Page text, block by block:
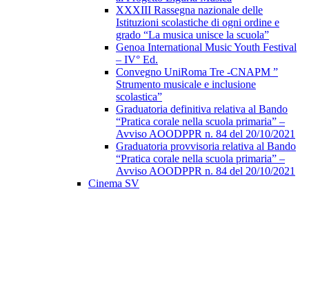
XXXIII Rassegna nazionale delle
Istituzioni scolastiche di ogni ordine e
grado “La musica unisce la scuola”
Genoa International Music Youth Festival
– IV° Ed.
Convegno UniRoma Tre -CNAPM ”
Strumento musicale e inclusione
scolastica”
Graduatoria definitiva relativa al Bando
“Pratica corale nella scuola primaria” –
Avviso AOODPPR n. 84 del 20/10/2021
Graduatoria provvisoria relativa al Bando
“Pratica corale nella scuola primaria” –
Avviso AOODPPR n. 84 del 20/10/2021
Cinema SV